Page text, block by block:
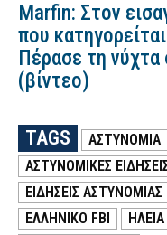
Marfin: Στον
που
Πέρασε τη
(βίντεο)
TAGS ΑΣΤΥΝΟΜΙΑ
ΑΣΤΥΝΟΜΙΚΕΣ
ΕΙΔΗΣΕΙΣ ΑΣΤΥΝΟΜΙΑΣ
ΕΛΛΗΝΙΚΟ FBI
ΗΛΕΙΑ